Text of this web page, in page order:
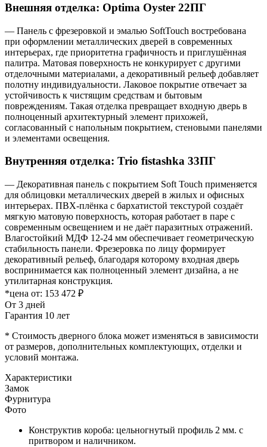
Внешняя отделка: Optima Oyster 22ПГ
— Панель с фрезеровкой и эмалью SoftTouch востребована
при оформлении металлических дверей в современных
интерьерах, где приоритетна графичность и приглушённая
палитра. Матовая поверхность не конкурирует с другими
отделочными материалами, а декоративный рельеф добавляет
полотну индивидуальности. Лаковое покрытие отвечает за
устойчивость к чистящим средствам и бытовым
повреждениям. Такая отделка превращает входную дверь в
полноценный архитектурный элемент прихожей,
согласованный с напольным покрытием, стеновыми панелями
и элементами освещения.
Внутренняя отделка: Trio fistashka 33ПГ
— Декоративная панель с покрытием Soft Touch применяется
для облицовки металлических дверей в жилых и офисных
интерьерах. ПВХ-плёнка с бархатистой текстурой создаёт
мягкую матовую поверхность, которая работает в паре с
современным освещением и не даёт паразитных отражений.
Влагостойкий МДФ 12-24 мм обеспечивает геометрическую
стабильность панели. Фрезеровка по лицу формирует
декоративный рельеф, благодаря которому входная дверь
воспринимается как полноценный элемент дизайна, а не
утилитарная конструкция.
*цена от: 153 472 ₽
От 3 дней
Гарантия 10 лет
* Стоимость дверного блока может изменяться в зависимости
от размеров, дополнительных комплектующих, отделки и
условий монтажа.
Характеристики
Замок
Фурнитура
Фото
Конструктив короба: цельногнутый профиль 2 мм. с
притвором и наличником.